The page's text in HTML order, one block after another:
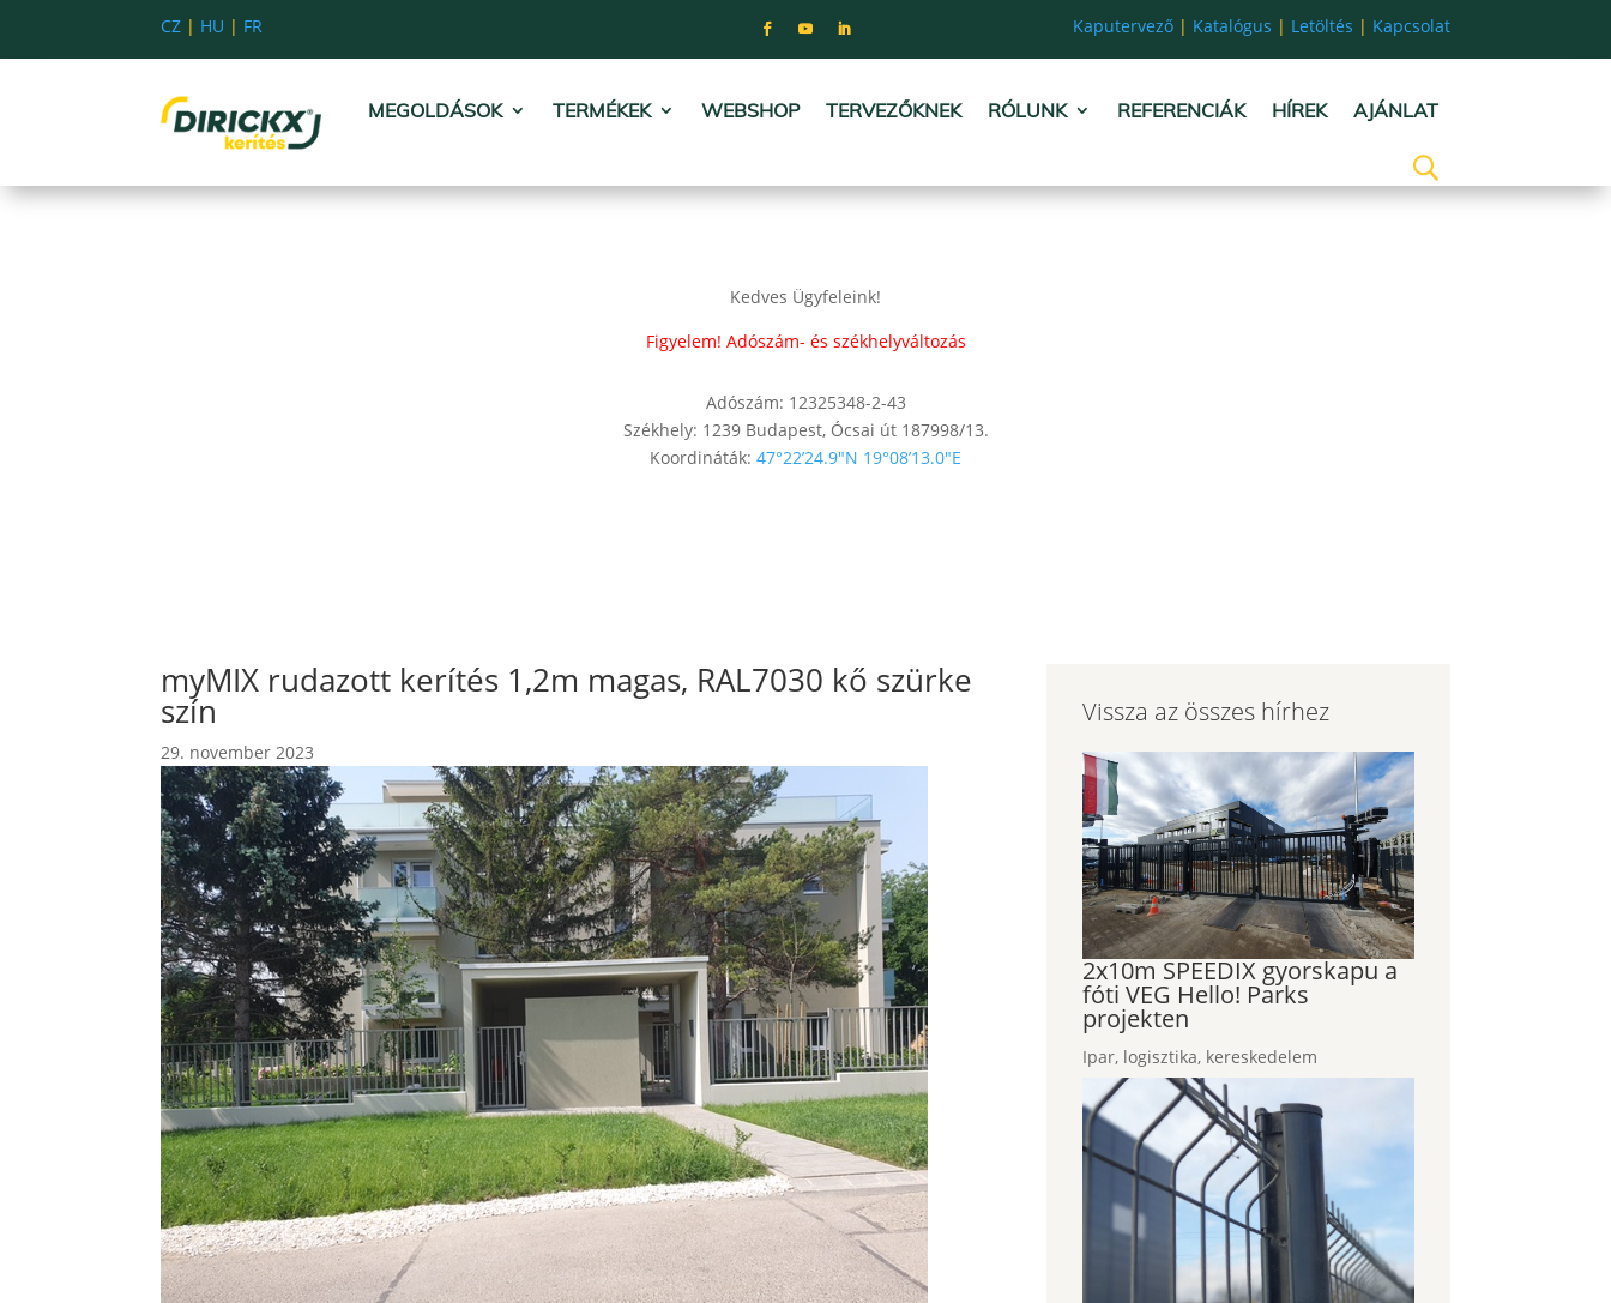
CZ | HU | FR Kaputervező | Katalógus | Letöltés | Kapcsolat
MEGOLDÁSOK TERMÉKEK WEBSHOP TERVEZŐKNEK RÓLUNK REFERENCIÁK HÍREK AJÁNLAT
Kedves Ügyfeleink!
Figyelem! Adószám- és székhelyváltozás
Adószám: 12325348-2-43
Székhely: 1239 Budapest, Ócsai út 187998/13.
Koordináták: 47°22’24.9″N 19°08’13.0″E
myMIX rudazott kerítés 1,2m magas, RAL7030 kő szürke
szín
29. november 2023
Vissza az összes hírhez
2x10m SPEEDIX gyorskapu a
fóti VEG Hello! Parks
projekten
Ipar, logisztika, kereskedelem